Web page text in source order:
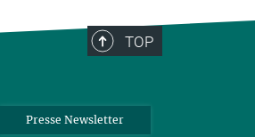
TOP
Presse Newsletter